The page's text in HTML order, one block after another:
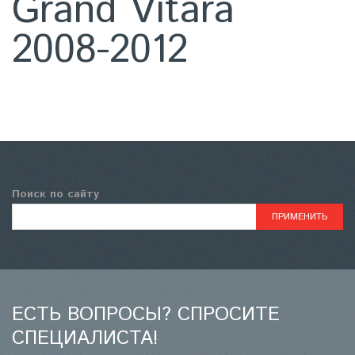
2008-2012
Поиск по сайту
ЕСТЬ ВОПРОСЫ? СПРОСИТЕ
СПЕЦИАЛИСТА!